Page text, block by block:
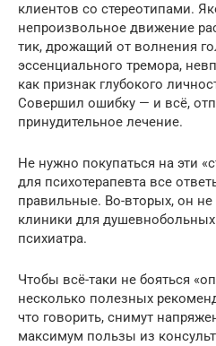
клиентов со стереотипами.
непроизвольное движение
тик, дрожащий от волнения
эссенциального тремора,
как признак глубокого
Совершил ошибку — и всё,
принудительное лечение.
Не нужно покупаться на эти
для психотерапевта все
правильные. Во-вторых, он не
клиники для
психиатра.
Чтобы всё-таки не бояться
несколько полезных
что говорить, снимут
максимум пользы из